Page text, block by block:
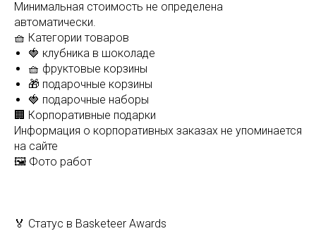
Минимальная стоимость не определена
автоматически.
🧺 Категории товаров
🍓 клубника в шоколаде
🧺 фруктовые корзины
🎁 подарочные корзины
🍓 подарочные наборы
🏢 Корпоративные подарки
Информация о корпоративных заказах не упоминается
на сайте
🖼️ Фото работ
🏅 Статус в Basketeer Awards